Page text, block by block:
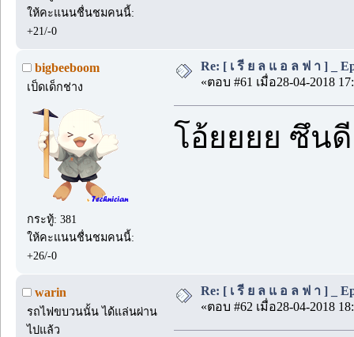
ให้คะแนนชื่นชมคนนี้:
+21/-0
bigbeeboom
เป็ดเด็กช่าง
กระทู้: 381
ให้คะแนนชื่นชมคนนี้:
+26/-0
Re: [ เ รี ย ล แ อ ล ฟ า ] _
«ตอบ #61 เมื่อ28-04-2018
โอ้ยยยย ซึน
warin
รถไฟขบวนนั้น ได้แล่นผ่าน
ไปแล้ว
Re: [ เ รี ย ล แ อ ล ฟ า ] _
«ตอบ #62 เมื่อ28-04-2018